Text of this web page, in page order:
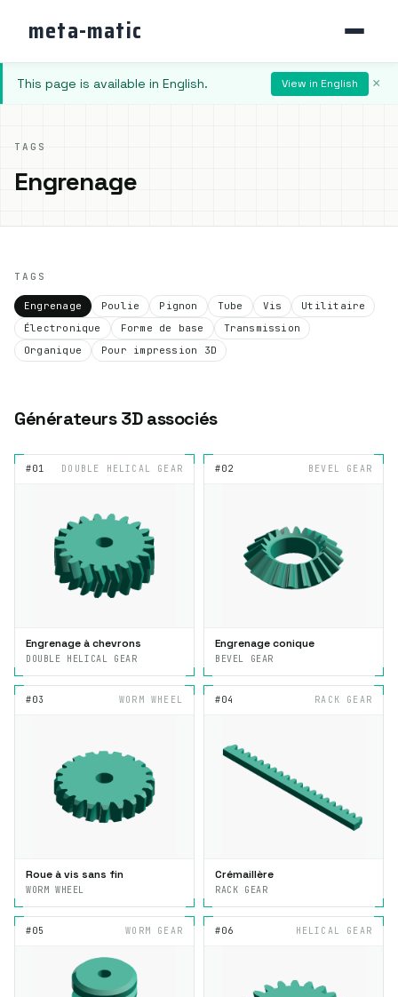
meta-matic
This page is available in English. View in English ×
TAGS
Engrenage
TAGS
Engrenage Poulie Pignon Tube Vis
Utilitaire
Électronique
Forme de base
Transmission
Organique
Pour impression 3D
Générateurs 3D associés
#01 DOUBLE HELICAL GEAR
Engrenage à chevrons
DOUBLE HELICAL GEAR
#02 BEVEL GEAR
Engrenage conique
BEVEL GEAR
#03 WORM WHEEL
Roue à vis sans fin
WORM WHEEL
#04 RACK GEAR
Crémaillère
RACK GEAR
#05 WORM GEAR #06 HELICAL GEAR